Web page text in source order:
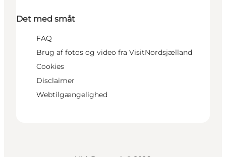
Det med småt
FAQ
Brug af fotos og video fra VisitNordsjælland
Cookies
Disclaimer
Webtilgængelighed